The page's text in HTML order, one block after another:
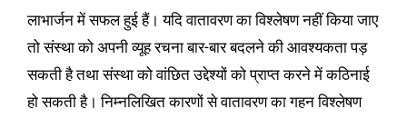
लाभार्जन में सफल हुई हैं। यदि वातावरण का विश्लेषण नहीं किया जाए
तो संस्था को अपनी व्यूह रचना बार-बार बदलने की आवश्यकता पड़
सकती है तथा संस्था को वांछित उद्देश्यों को प्राप्त करने में कठिनाई
हो सकती है। निम्नलिखित कारणों से वातावरण का गहन विश्लेषण